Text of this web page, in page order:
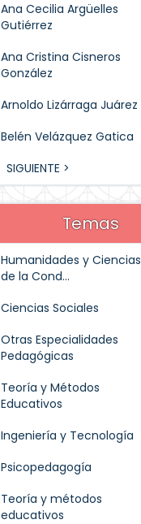
Ana Cecilia Argüelles
Gutiérrez
Ana Cristina Cisneros
González
Arnoldo Lizárraga Juárez
Belén Velázquez Gatica
SIGUIENTE >
Temas
Humanidades y Ciencias
de la Cond...
Ciencias Sociales
Otras Especialidades
Pedagógicas
Teoría y Métodos
Educativos
Ingeniería y Tecnología
Psicopedagogía
Teoría y métodos
educativos